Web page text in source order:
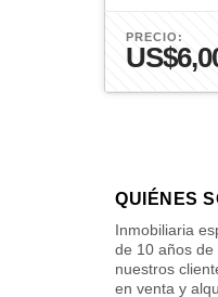
PRECIO:
QUIÉNES
Inmobiliaria
de 10 años
nuestros
en venta y